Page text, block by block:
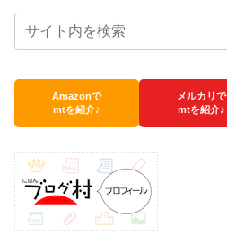
Amazonで
mtを紹介♪
メルカリで
mtを紹介♪